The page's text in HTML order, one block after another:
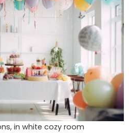
in white cozy room